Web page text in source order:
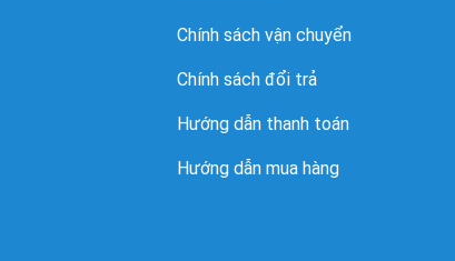
Chính sách vận chuyển
Chính sách đổi trả
Hướng dẫn thanh toán
Hướng dẫn mua hàng